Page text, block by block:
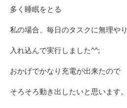
多く睡眠をとる
私の場合、毎日のタスクに無理やり
入れ込んで実行しました^^;
おかげでかなり充電が出来たので
そろそろ動き出したいと思います。